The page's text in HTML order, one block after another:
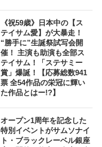
《祝59歳》日本中の【ス
テイサム愛】が大暴走！
“勝手に”生誕祭試写会開
催！ 主演も助演も全部ス
テイサム！「ステサミー
賞」爆誕！【応募総数941
票 全54作品の栄冠に輝い
た作品とはー!?】
オープン1周年を記念した
特別イベントがサムソナイ
ト・ブラックレーベル銀座